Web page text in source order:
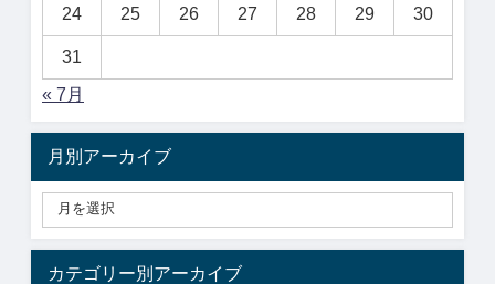
24 25 26 27 28 29 30
31
« 7月
月別アーカイブ
カテゴリー別アーカイブ